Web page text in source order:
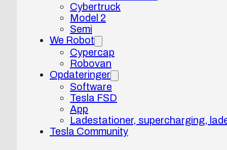
Cybertruck
Model 2
Semi
We Robot
Cypercap
Robovan
Opdateringer
Software
Tesla FSD
App
Ladestationer, supercharging,
Tesla Community